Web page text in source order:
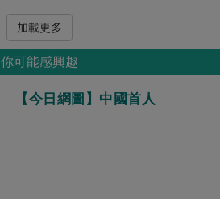
加載更多
你可能感興趣
【今日網圖】中國首人